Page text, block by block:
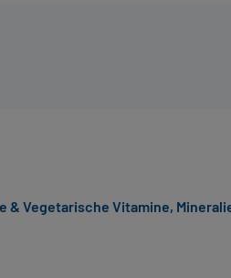
& Vegetarische Vitamine,